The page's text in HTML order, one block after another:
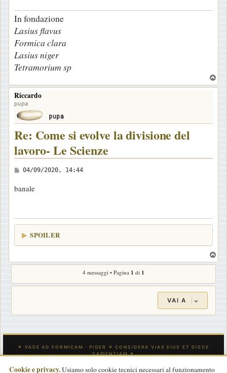
g
g
i
o
In fondazione
Lasius flavus
Formica clara
Lasius niger
Tetramorium sp
o
Riccardo
pupa
Re: Come si evolve la divisione del
lavoro- Le Scienze
M
s
a
g
o
04/09/2020, 14:44
banale
SPOILER
o
4 messaggi • Pagina 1 di 1
VAI A
Cookie e privacy.Usiamo solo cookie tecnici necessari al funzionamento